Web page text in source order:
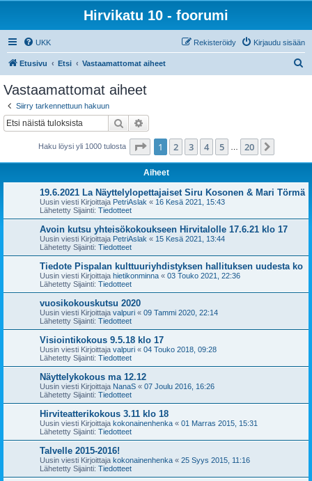
Hirvikatu 10 - foorumi
UKK Kirjaudu sisään
Rekisteröidy
Etusivu Etsi Vastaamattomat aiheet
Vastaamattomat aiheet
Siirry tarkennettuun hakuun
Etsi
Haku löysi yli 1000 tulosta Sivu /20
1 2 3 4 5 20
Aiheet
19.6.2021 La Näyttelylopettajaiset Siru Kosonen & Mari Törmä
Uusin viesti Kirjoittaja PetriAslak « 16 Kesä 2021, 15:43
Lähetetty Sijainti: Tiedotteet
Avoin kutsu yhteisökokoukseen Hirvitalolle 17.6.21 klo 17
Uusin viesti Kirjoittaja PetriAslak « 15 Kesä 2021, 13:44
Lähetetty Sijainti: Tiedotteet
Tiedote Pispalan kulttuuriyhdistyksen hallituksen uudesta ko
Uusin viesti Kirjoittaja hietikonminna « 03 Touko 2021, 22:36
Lähetetty Sijainti: Tiedotteet
vuosikokouskutsu 2020
Uusin viesti Kirjoittaja valpuri « 09 Tammi 2020, 22:14
Lähetetty Sijainti: Tiedotteet
Visiointikokous 9.5.18 klo 17
Uusin viesti Kirjoittaja valpuri « 04 Touko 2018, 09:28
Lähetetty Sijainti: Tiedotteet
Näyttelykokous ma 12.12
Uusin viesti Kirjoittaja NanaS « 07 Joulu 2016, 16:26
Lähetetty Sijainti: Tiedotteet
Hirviteatterikokous 3.11 klo 18
Uusin viesti Kirjoittaja kokonainenhenka « 01 Marras 2015, 15:31
Lähetetty Sijainti: Tiedotteet
Talvelle 2015-2016!
Uusin viesti Kirjoittaja kokonainenhenka « 25 Syys 2015, 11:16
Lähetetty Sijainti: Tiedotteet